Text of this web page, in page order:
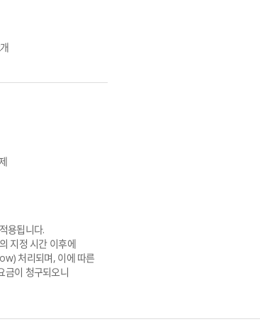
용됩니다.
지정 시간 이후에
처리되며, 이에 따른
금이 청구되오니